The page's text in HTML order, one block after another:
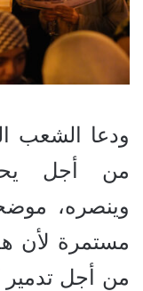
ودعا الشعب
من أجل
وينصره،
مستمرة لأن
من أجل تدمير